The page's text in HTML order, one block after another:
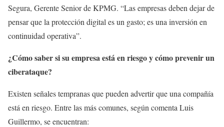
Segura, Gerente Senior de KPMG. “Las empresas deben dejar de
pensar que la protección digital es un gasto; es una inversión en
continuidad operativa”.
¿Cómo saber si su empresa está en riesgo y cómo prevenir un
ciberataque?
Existen señales tempranas que pueden advertir que una compañía
está en riesgo. Entre las más comunes, según comenta Luis
Guillermo, se encuentran: